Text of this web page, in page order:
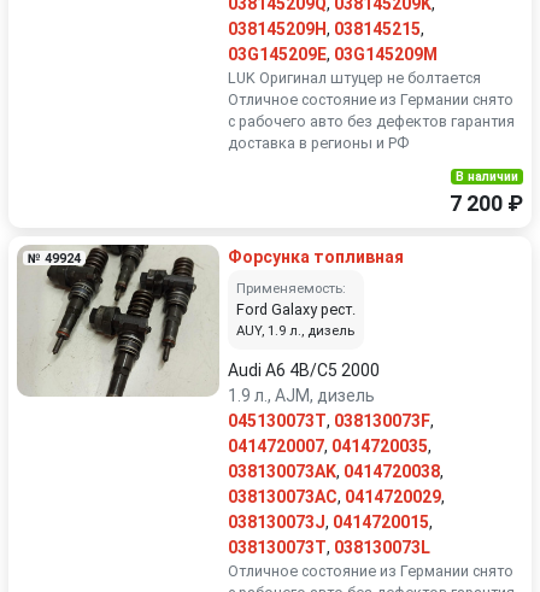
038145209H, 038145215,
03G145209E, 03G145209M
LUK Оригинал штуцер не болтается
Отличное состояние из Германии снято
с рабочего авто без дефектов гарантия
доставка в регионы и РФ
В наличии
7 200 ₽
№ 49924 Форсунка топливная
Применяемость:
Ford Galaxy рест.
AUY, 1.9 л., дизель
Audi A6 4B/C5 2000
1.9 л., AJM, дизель
045130073T, 038130073F,
0414720007, 0414720035,
038130073AK, 0414720038,
038130073AC, 0414720029,
038130073J, 0414720015,
038130073T, 038130073L
Отличное состояние из Германии снято